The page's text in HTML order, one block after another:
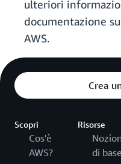
ulteriori
documentazione
AWS.
Crea
Scopri
Cos'è
AWS?
Risorse
di base